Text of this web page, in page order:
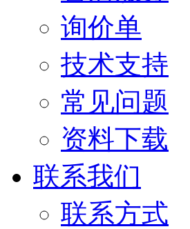
询价单
技术支持
常见问题
资料下载
联系我们
联系方式